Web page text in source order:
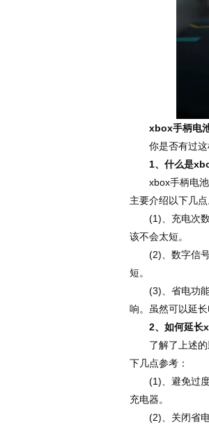
xbox手柄电
你是否有过这样
1、什么是
xbox手柄电池
主要介绍以下几点
(1)、充电次数
该不会太短。
(2)、数字信号
短。
(3)、省电功能
响。虽然可以延
2、如何延长
了解了上述的影
下几点参考：
(1)、避免过度
充电器。
(2)、关闭省电